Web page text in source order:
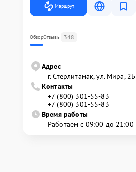
Маршрут
ОбзорОтзывы 348
Адрес
г. Стерлитамак, ул. Мира, 2Б
Контакты
+7 (800) 301-55-83
+7 (800) 301-55-83
Время работы
Работаем с 09:00 до 21:00